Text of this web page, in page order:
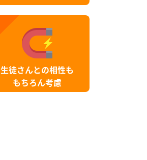
生徒さんとの相性も
もちろん考慮